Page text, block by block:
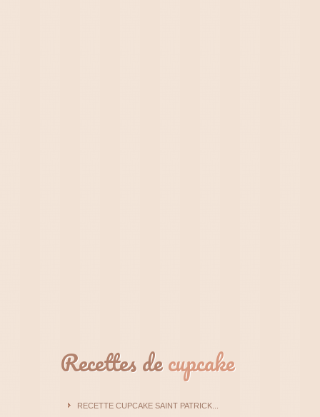
Recettes decupcake
RECETTE CUPCAKE SAINT PATRICK...